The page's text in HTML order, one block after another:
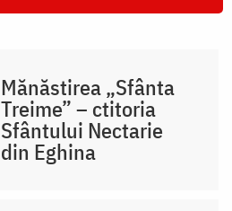
Mănăstirea „Sfânta
Treime” – ctitoria
Sfântului Nectarie
din Eghina